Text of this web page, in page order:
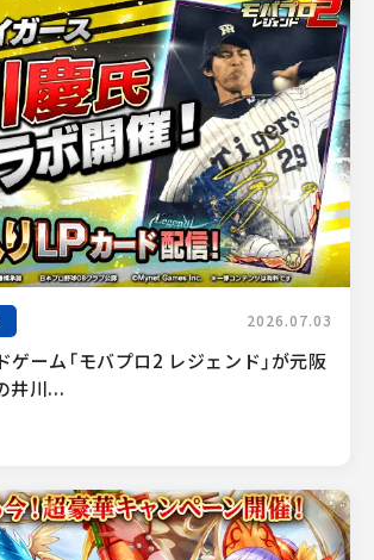
2026.07.03
ゲーム「モバプロ2 レジェンド」が元阪
井川...